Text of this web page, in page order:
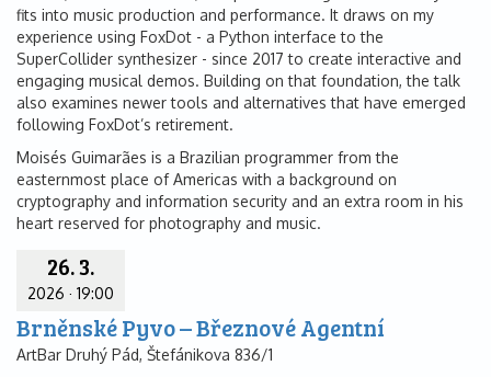
fits into music production and performance. It draws on my
experience using FoxDot - a Python interface to the
SuperCollider synthesizer - since 2017 to create interactive and
engaging musical demos. Building on that foundation, the talk
also examines newer tools and alternatives that have emerged
following FoxDot’s retirement.
Moisés Guimarães is a Brazilian programmer from the
easternmost place of Americas with a background on
cryptography and information security and an extra room in his
heart reserved for photography and music.
26. 3.
2026 ·19:00
Brněnské Pyvo – Březnové Agentní
ArtBar Druhý Pád, Štefánikova 836/1